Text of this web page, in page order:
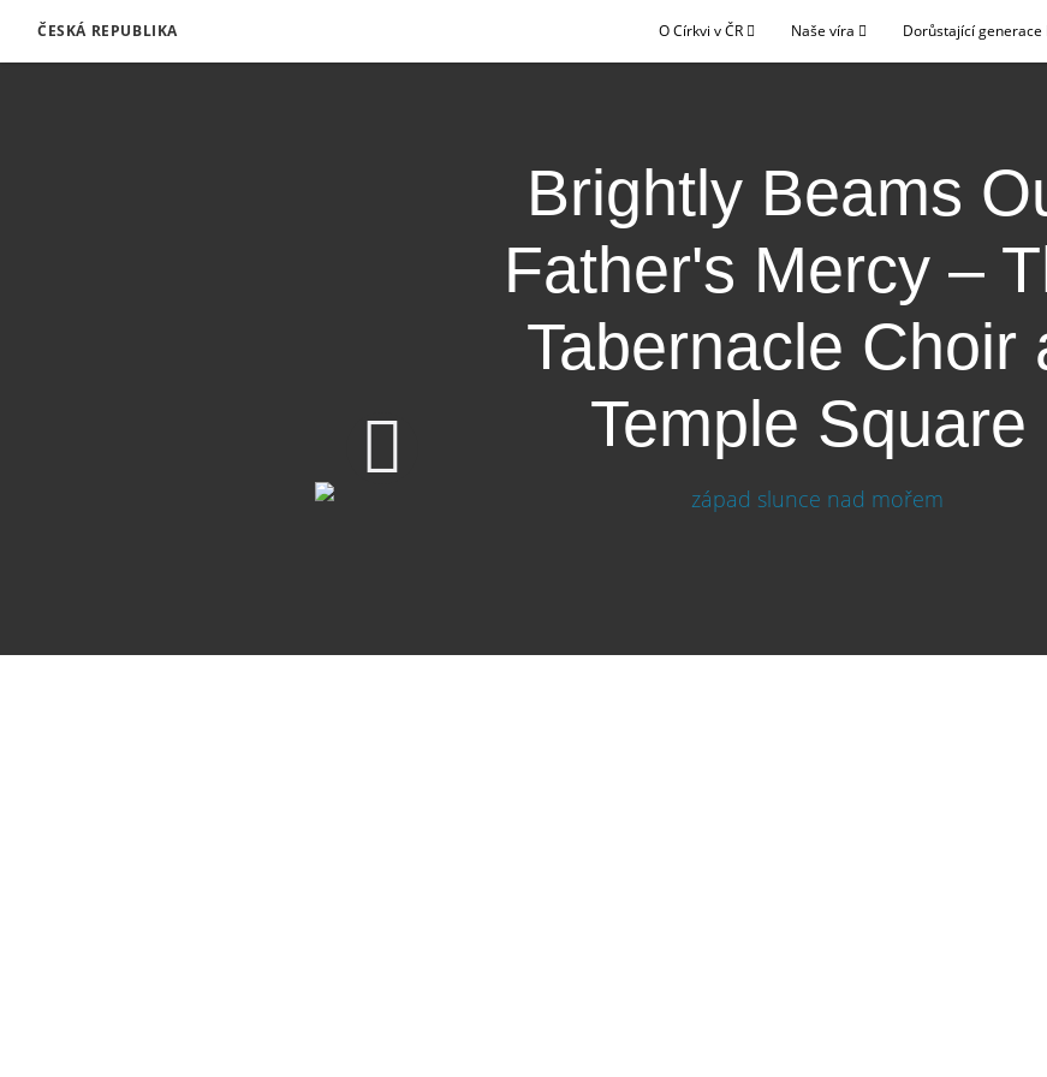
ČESKÁ REPUBLIKA O Církvi v ČR Naše víra Dorůstající generace
Brightly Beams
Father's Mercy –
Tabernacle Choir
Temple Square